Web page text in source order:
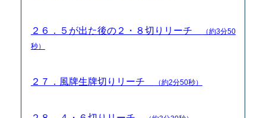
２６．５が出た後の２・８切りリーチ
（約3分50
秒）
２７．風牌生牌切りリーチ （約2分50秒）